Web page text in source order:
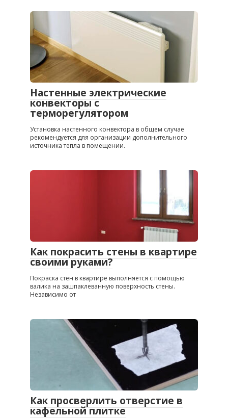
Настенные электрические
конвекторы с
терморегулятором
Установка настенного конвектора в общем случае
рекомендуется для организации дополнительного
источника тепла в помещении.
Как покрасить стены в квартире
своими руками?
Покраска стен в квартире выполняется с помощью
валика на зашпаклеванную поверхность стены.
Независимо от
Как просверлить отверстие в
кафельной плитке